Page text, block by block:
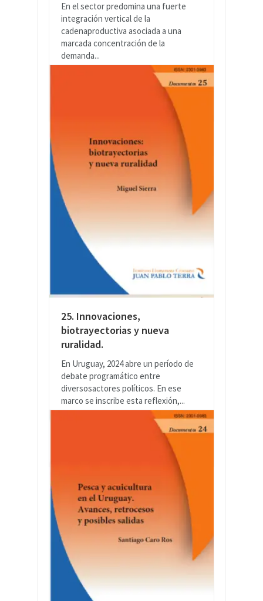
En el sector predomina una fuerte
integración vertical de la
cadenaproductiva asociada a una
marcada concentración de la
demanda...
25. Innovaciones,
biotrayectorias y nueva
ruralidad.
En Uruguay, 2024 abre un período de
debate programático entre
diversosactores políticos. En ese
marco se inscribe esta reflexión,...